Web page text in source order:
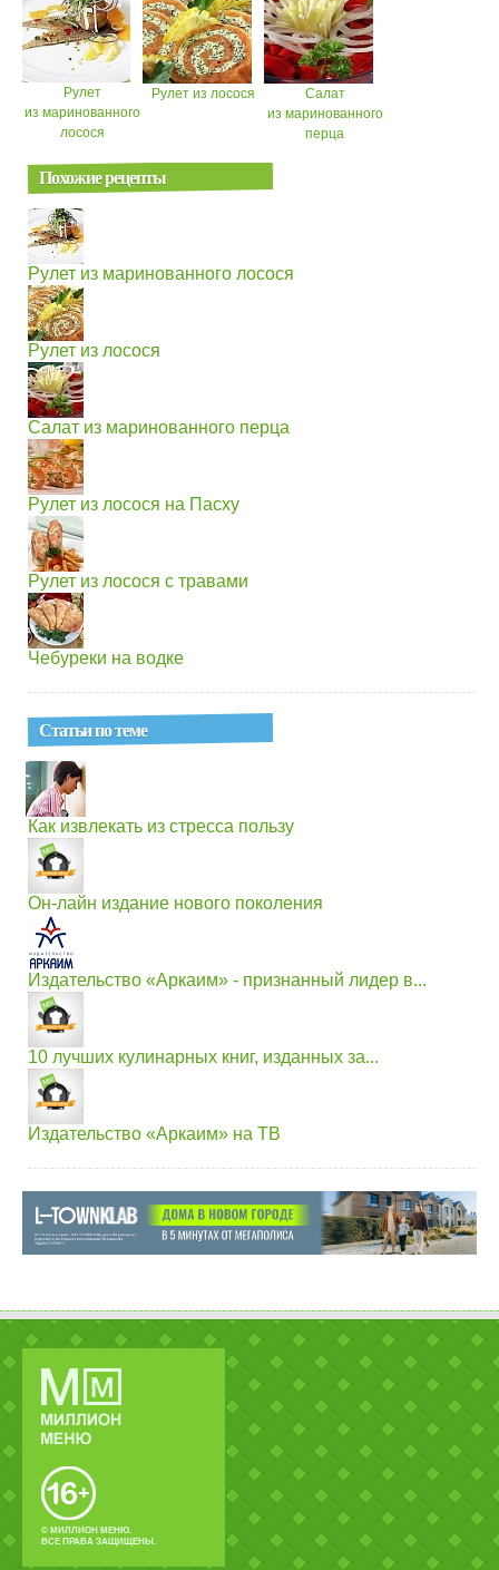
Рулет
из маринованного
лосося
Рулет из лосося
Салат
из маринованного
перца
Похожие рецепты
Рулет из маринованного лосося
Рулет из лосося
Салат из маринованного перца
Рулет из лосося на Пасху
Рулет из лосося с травами
Чебуреки на водке
Статьи по теме
Как извлекать из стресса пользу
Он-лайн издание нового поколения
Издательство «Аркаим» - признанный лидер в...
10 лучших кулинарных книг, изданных за...
Издательство «Аркаим» на ТВ
© МИЛЛИОН МЕНЮ.
ВСЕ ПРАВА ЗАЩИЩЕНЫ.